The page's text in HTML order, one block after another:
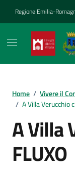
Regione Emilia-
Home / Vivere il
/ A Villa Verucchio
A Villa
FLUXO